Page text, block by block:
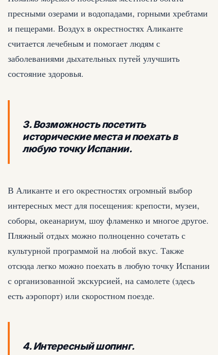
пресными озерами и водопадами, горными хребтами
и пещерами. Воздух в окрестностях Аликанте
считается лечебным и помогает людям с
заболеваниями дыхательных путей улучшить
состояние здоровья.
3. Возможность посетить
исторические места и поехать в
любую точку Испании.
В Аликанте и его окрестностях огромный выбор
интересных мест для посещения: крепости, музеи,
соборы, океанариум, шоу фламенко и многое другое.
Пляжный отдых можно полноценно сочетать с
культурной программой на любой вкус. Также
отсюда легко можно поехать в любую точку Испании
с организованной экскурсией, на самолете (здесь
есть аэропорт) или скоростном поезде.
4. Интересный шопинг.